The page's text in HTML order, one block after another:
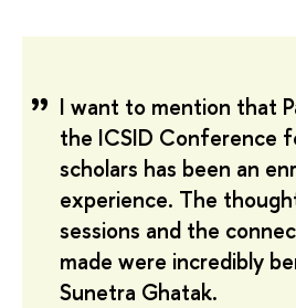
I want to mention that
the ICSID Conference
scholars has been an
experience. The
sessions and the
made were incredibly
Sunetra Ghatak.